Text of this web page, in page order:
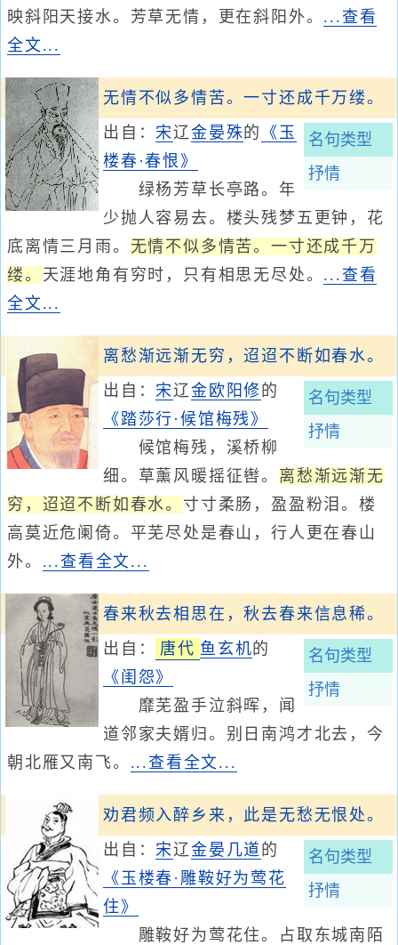
映斜阳天接水。芳草无情，更在斜阳外。 ...查看
全文...
无情不似多情苦。一寸还成千万缕。
名句类型
抒情
出自：宋辽金晏殊的 《玉
楼春·春恨》
绿杨芳草长亭路。年
少抛人容易去。楼头残梦五更钟，花
底离情三月雨。 无情不似多情苦。一寸还成千万
缕。 天涯地角有穷时，只有相思无尽处。 ...查看
全文...
离愁渐远渐无穷，迢迢不断如春水。
名句类型
抒情
出自：宋辽金 欧阳修 的
《踏莎行·候馆梅残》
候馆梅残，溪桥柳
细。草薰风暖摇征辔。 离愁渐远渐无
穷，迢迢不断如春水。 寸寸柔肠，盈盈粉泪。楼
高莫近危阑倚。平芜尽处是春山，行人更在春山
外。 ...查看全文...
春来秋去相思在，秋去春来信息稀。
名句类型
抒情
出自： 唐代 鱼玄机的
《闺怨》
靡芜盈手泣斜晖，闻
道邻家夫婿归。别日南鸿才北去，今
朝北雁又南飞。 ...查看全文...
劝君频入醉乡来，此是无愁无恨处。
名句类型
抒情
出自：宋辽金晏几道 的
《玉楼春·雕鞍好为莺花
住》
雕鞍好为莺花住。占取东城南陌